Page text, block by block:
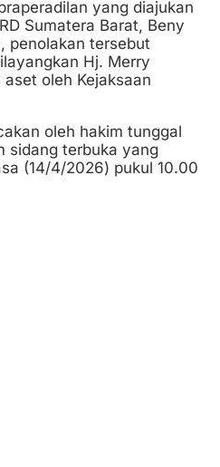
yang diajukan
Sumatera Barat, Beny
penolakan tersebut
Hj. Merry
oleh Kejaksaan
oleh hakim tunggal
sidang terbuka yang
(14/4/2026) pukul 10.00